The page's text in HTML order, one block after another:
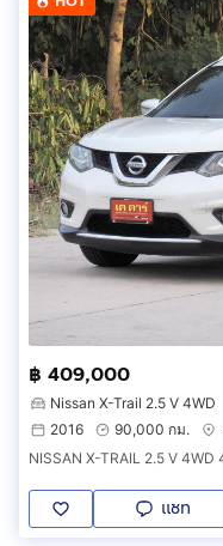
฿ 409,000
Nissan X-Trail 2.5 V 4WD
2016
90,000 กม.
แชท